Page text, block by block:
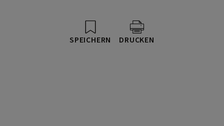
SPEICHERN DRUCKEN